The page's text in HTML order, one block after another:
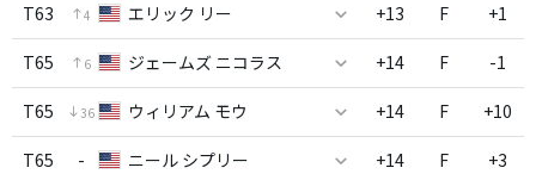
T63 4 エリック リー +13 F +1
T65 6 ジェームズ ニコラス +14 F -1
T65 36 ウィリアム モウ +14 F +10
T65 - ニール シプリー +14 F +3